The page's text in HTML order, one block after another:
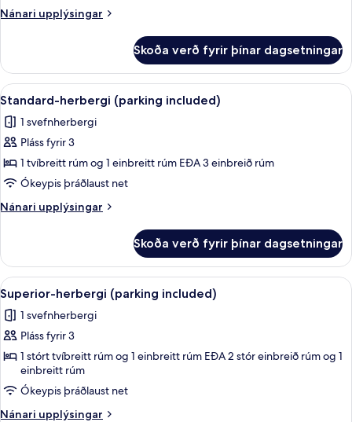
Nánari upplýsingar
Nánari
(Superior)
Skoða verð fyrir þínar dagsetningar
Skoða
allar
myndir
fyrir
Standard-
herbergi
(parking
included)
Rúmföt af bestu gerð, míníbar,
3
Standard-herbergi (parking included)
1 svefnherbergi
Pláss fyrir 3
1 tvíbreitt rúm og 1 einbreitt rúm EÐA 3 einbreið rúm
Ókeypis þráðlaust net
Nánari upplýsingar
Nánari
herbergi
(parking
included)
Skoða verð fyrir þínar dagsetningar
Skoða
allar
myndir
fyrir
Superior-
herbergi
(parking
included)
Rúmföt af bestu gerð, míníbar,
3
Superior-herbergi (parking included)
1 svefnherbergi
Pláss fyrir 3
1 stórt tvíbreitt rúm og 1 einbreitt rúm EÐA 2 stór einbreið rúm og 1
einbreitt rúm
Ókeypis þráðlaust net
Nánari upplýsingar
Nánari